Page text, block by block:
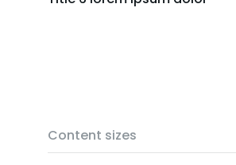
Content sizes